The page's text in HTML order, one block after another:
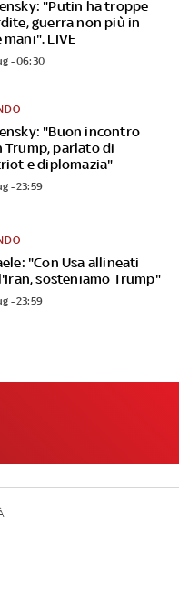
"Putin ha troppe
guerra non più in
mani". LIVE
- 06:30
"Buon incontro
Trump, parlato di
e diplomazia"
- 23:59
"Con Usa allineati
sosteniamo Trump"
- 23:59